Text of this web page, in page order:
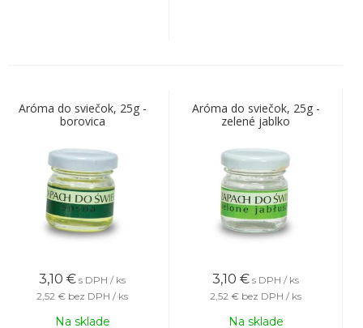
Aróma do sviečok, 25g -
borovica
3,10 € s DPH / ks
2,52 € bez DPH / ks
Na sklade
Aróma do sviečok, 25g -
zelené jablko
3,10 € s DPH / ks
2,52 € bez DPH / ks
Na sklade